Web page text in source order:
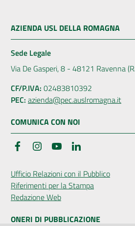
AZIENDA USL DELLA ROMAGNA
Sede Legale
Via De Gasperi, 8 - 48121 Ravenna
CF/P.IVA: 02483810392
PEC: azienda@pec.auslromagna.it
COMUNICA CON NOI
FacebookInstagramYouTube
Ufficio Relazioni con il Pubblico
Riferimenti per la Stampa
Redazione Web
ONERI DI PUBBLICAZIONE